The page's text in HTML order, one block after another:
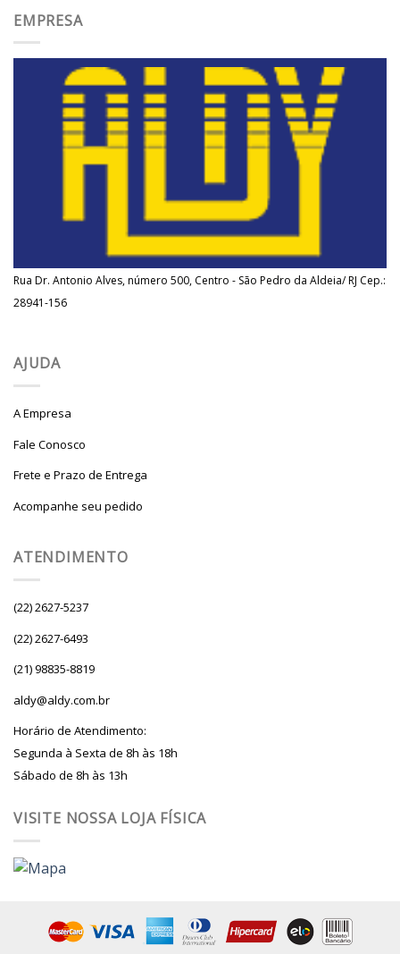
EMPRESA
Rua Dr. Antonio Alves, número 500, Centro - São Pedro da Aldeia/ RJ Cep.:
28941-156
AJUDA
A Empresa
Fale Conosco
Frete e Prazo de Entrega
Acompanhe seu pedido
ATENDIMENTO
(22) 2627-5237
(22) 2627-6493
(21) 98835-8819
aldy@aldy.com.br
Horário de Atendimento:
Segunda à Sexta de 8h às 18h
Sábado de 8h às 13h
VISITE NOSSA LOJA FÍSICA